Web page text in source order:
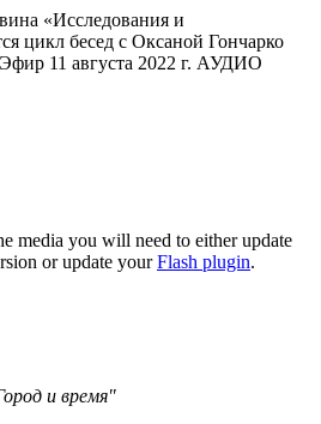
«Исследования и
цикл бесед с Оксаной Гончарко
11 августа 2022 г. АУДИО
media you will need to either update
or update yourFlash plugin.
и время"